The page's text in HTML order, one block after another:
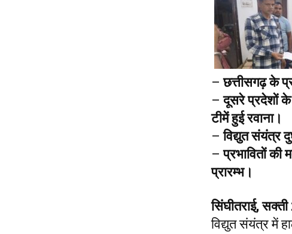
–छत्तीसगढ़ के
–दूसरे प्रदेशों के
टीमें हुई रवाना।
–विद्युत संयंत्र
–प्रभावितों की
प्रारम्भ।
सिंघीतराई,
विद्युत संयंत्र में